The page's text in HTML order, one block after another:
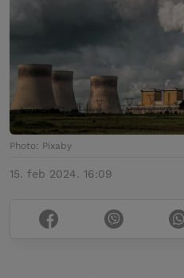
Photo: Pixaby
15. feb 2024. 16:09